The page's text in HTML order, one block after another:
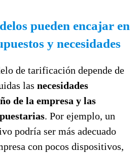
pueden encajar en
y necesidades
de tarificación depende de
las necesidades
de la empresa y las
. Por ejemplo, un
podría ser más adecuado
con pocos dispositivos,